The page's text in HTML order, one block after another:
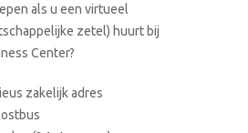
als u een virtueel
zetel) huurt bij
Center?
zakelijk adres